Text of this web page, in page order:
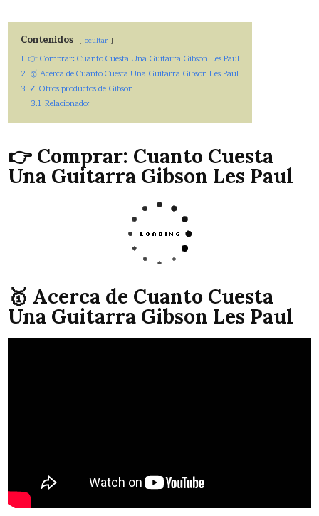
Contenidos ocultar
1 👉 Comprar: Cuanto Cuesta Una Guitarra Gibson Les Paul
2 🥇 Acerca de Cuanto Cuesta Una Guitarra Gibson Les Paul
3 ✓ Otros productos de Gibson
3.1 Relacionado:
👉 Comprar: Cuanto Cuesta
Una Guitarra Gibson Les Paul
🥇 Acerca de Cuanto Cuesta
Una Guitarra Gibson Les Paul